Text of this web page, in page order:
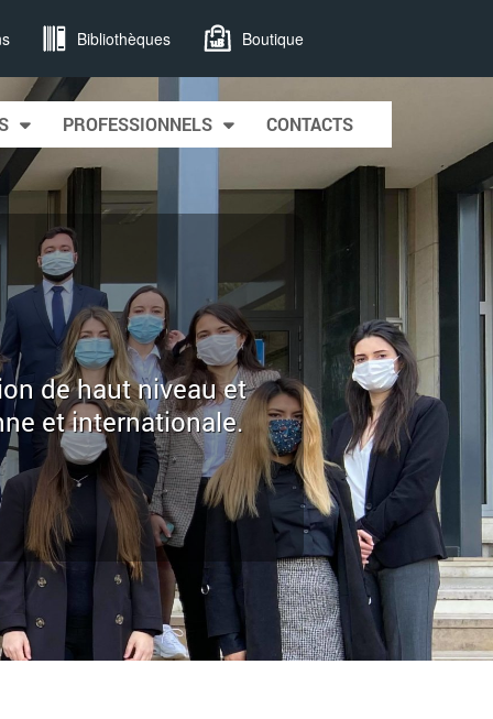
Bibliothèques Boutique
PROFESSIONNELS CONTACTS
de haut niveau et
et internationale.